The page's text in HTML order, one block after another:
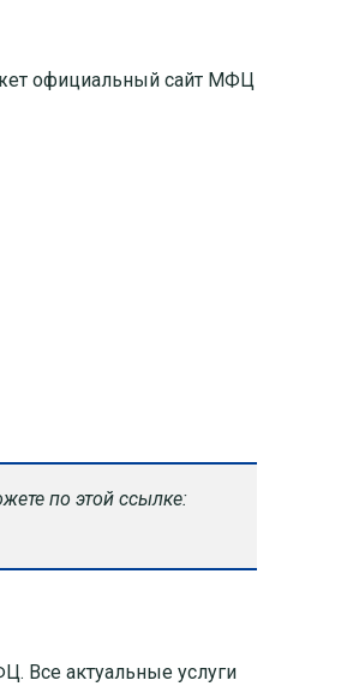
официальный сайт МФЦ
по этой ссылке:
Все актуальные услуги